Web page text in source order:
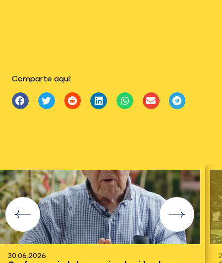
Comparte aquí: